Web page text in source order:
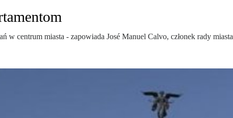
centrum miasta - zapowiada José Manuel Calvo, członek rady miasta